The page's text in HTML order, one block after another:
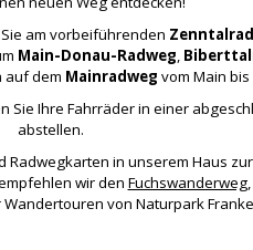
am vorbeiführenden
Main-Donau-Radweg,
auf dem Mainradweg vom Main
Sie Ihre Fahrräder in einer
abstellen.
in unserem Haus
wir den Fuchswanderweg
von Naturpark